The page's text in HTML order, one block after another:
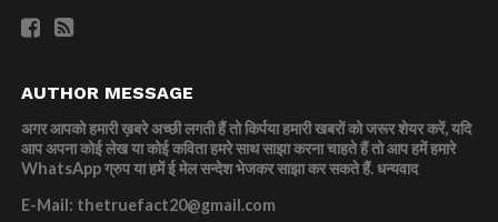
AUTHOR MESSAGE
अगर आपको हमारी ख़बरे अच्छी लगती हैं तो किर्पया हमारी खबरों को जरूर शेयर करें, यदि
आप अपना कोई लेख या कोई कविता हमरे साथ साझा करना चाहते हैं तो आप हमें हमारे
WhatsApp ग्रुप या हमें ई मेल सन्देश भेजकर साझा कर सकते हैं.धन्यवाद
E-Mail: thetruefact20@gmail.com